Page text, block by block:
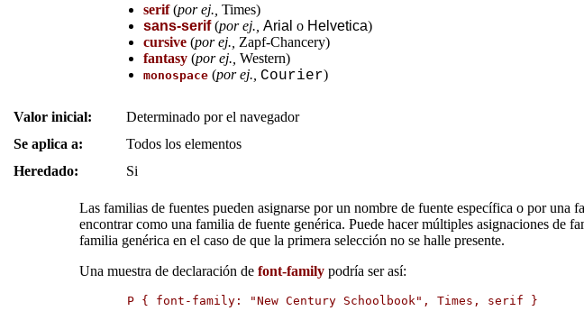
serif(por ej., Times)
sans-serif(por ej., Arial o Helvetica)
cursive (por ej., Zapf-Chancery)
fantasy (por ej., Western)
monospace (por ej., Courier)
Valor inicial:
Determinado por el navegador
Se aplica a:
Todos los elementos
Heredado:
Si
Las familias de fuentes pueden asignarse por un nombre de fuente específica o por
encontrar como una familia de fuente genérica. Puede hacer múltiples asignaciones de
familia genérica en el caso de que la primera selección no se halle presente.
Una muestra de declaración de font-familypodría ser así:
P { font-family: "New Century Schoolbook", Times, serif }